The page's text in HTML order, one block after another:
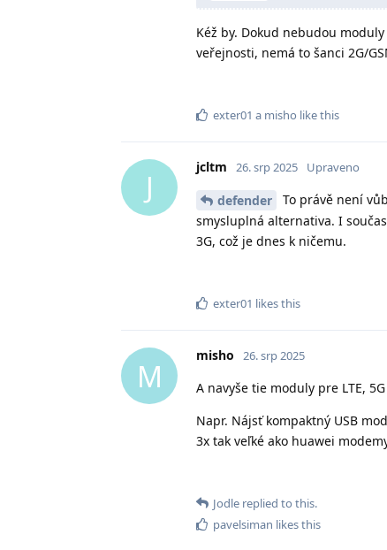
Kéž by. Dokud nebudou
veřejnosti, nemá to šanci 2G/
exter01 a misho like this
J
jcltm 26. srp 2025 Upraveno
defender
To právě není
smysluplná alternativa. I
3G, což je dnes k ničemu.
exter01 likes this
M
misho 26. srp 2025
A navyše tie moduly pre LTE,
Napr. Nájsť kompaktný USB
3x tak veľké ako huawei
Jodle replied to this.
pavelsiman likes this